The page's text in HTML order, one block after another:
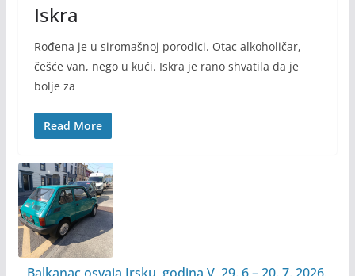
Iskra
Rođena je u siromašnoj porodici. Otac alkoholičar,
češće van, nego u kući. Iskra je rano shvatila da je
bolje za
Read More
Balkanac osvaja Irsku, godina V, 29. 6 – 20. 7. 2026.